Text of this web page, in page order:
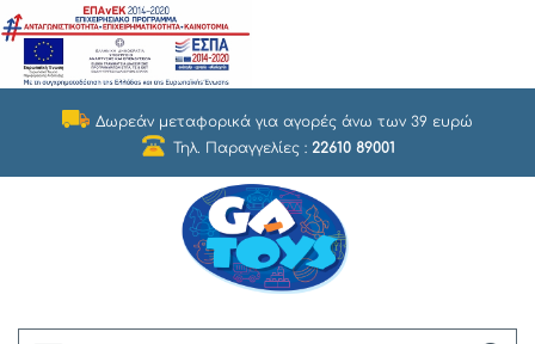
Δωρεάν μεταφορικά για αγορές άνω των 39 ευρώ
Τηλ. Παραγγελίες : 22610 89001